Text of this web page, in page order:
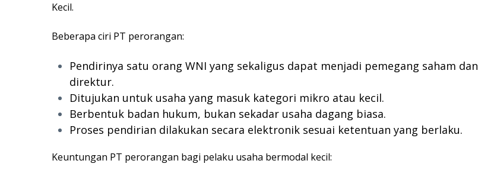
Kecil.
Beberapa ciri PT perorangan:
Pendirinya satu orang WNI yang sekaligus dapat menjadi pemegang saham dan
direktur.
Ditujukan untuk usaha yang masuk kategori mikro atau kecil.
Berbentuk badan hukum, bukan sekadar usaha dagang biasa.
Proses pendirian dilakukan secara elektronik sesuai ketentuan yang berlaku.
Keuntungan PT perorangan bagi pelaku usaha bermodal kecil: